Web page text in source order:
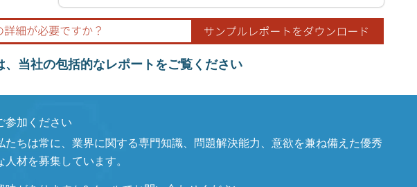
当社の包括的なレポートをご覧ください
参加ください
たちは常に、業界に関する専門知識、問題解決能力、意欲を兼ね備えた優秀
人材を募集しています。